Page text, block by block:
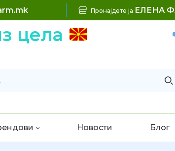
Пронајдете ја ЕЛЕНА
цела
Новости Блог